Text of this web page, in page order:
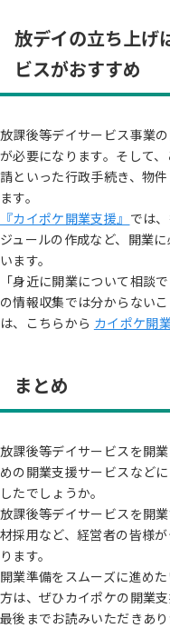
放デイの立ち上げ
ビスがおすすめ
放課後等デイサービス事業
が必要になります。そして
請といった行政手続き、物
ます。
『カイポケ開業支援』 では
ジュールの作成など、開業
います。
「身近に開業について相談
の情報収集では分からない
は、こちらから カイポケ開
まとめ
放課後等デイサービスを開
めの開業支援サービスなど
したでしょうか。
放課後等デイサービスを開
材採用など、経営者の皆様
ります。
開業準備をスムーズに進め
方は、ぜひカイポケの開業
最後までお読みいただきあり